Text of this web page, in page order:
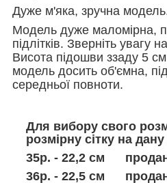
Дуже м'яка, зручна
Модель дуже маломірна,
підлітків. Зверніть увагу
Висота підошви ззаду 5
модель досить об'ємна,
середньої повноти.
Для вибору свого
розмірну сітку на
35р. - 22,2 см
36р. - 22,5 см